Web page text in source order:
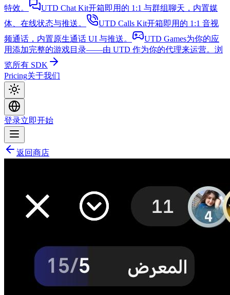
特效。
UTD Chat Kit开箱即用的 1:1 与群组聊天，内置媒
体、在线状态与推送。
UTD Calls Kit开箱即用的 1:1 音视
频通话，内置原生通话 UI 与推送。
UTD Games为你的应
用添加完整的游戏目录——由 UTD 作为你的代理来运营。 浏
览所有 SDK
Pricing关于我们
登录立即开始
返回商店